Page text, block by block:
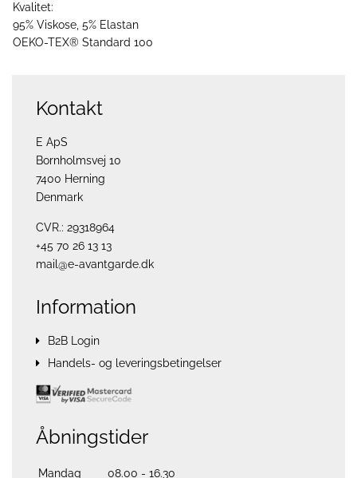
Kvalitet:
95% Viskose, 5% Elastan
OEKO-TEX® Standard 100
Kontakt
E ApS
Bornholmsvej 10
7400 Herning
Denmark
CVR.: 29318964
+45 70 26 13 13
mail@e-avantgarde.dk
Information
B2B Login
Handels- og leveringsbetingelser
Åbningstider
Mandag 08.00 - 16.30